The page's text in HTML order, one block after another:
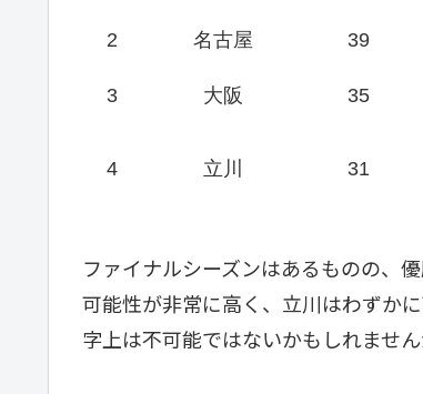
2 名古屋 39
3 大阪 35
4 立川 31
ファイナルシーズンはあるものの、
可能性が非常に高く、立川はわずか
字上は不可能ではないかもしれませ